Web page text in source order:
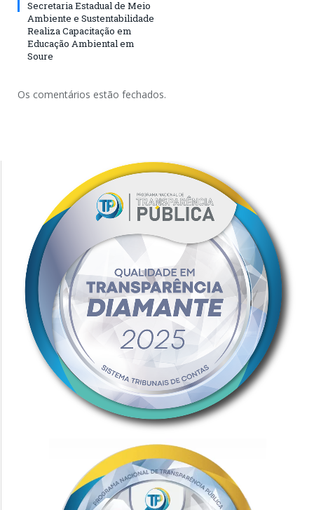
Secretaria Estadual de Meio
Ambiente e Sustentabilidade
Realiza Capacitação em
Educação Ambiental em
Soure
Os comentários estão fechados.